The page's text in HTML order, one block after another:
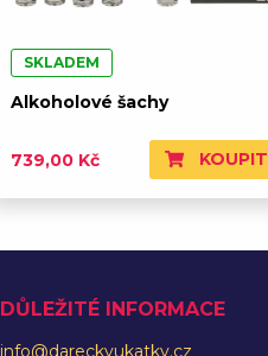
SKLADEM
Alkoholové šachy
739,00 Kč KOUPIT
DŮLEŽITÉ INFORMACE